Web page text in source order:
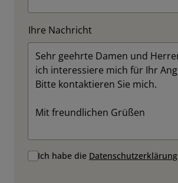
Ihre Nachricht
Ich habe die Datenschutzerklärung